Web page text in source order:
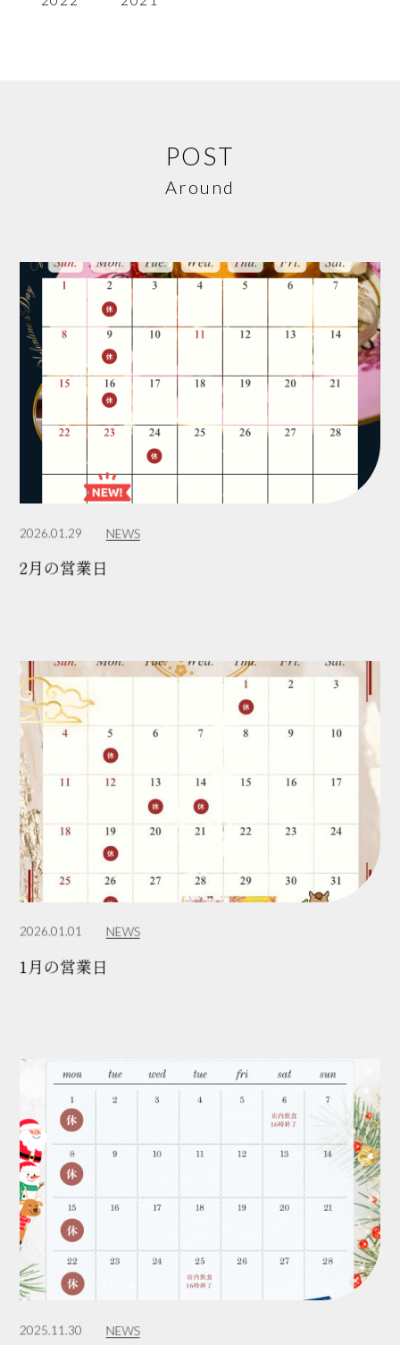
POST
Around
2026.01.29 NEWS
2月の営業日
2026.01.01 NEWS
1月の営業日
2025.11.30 NEWS